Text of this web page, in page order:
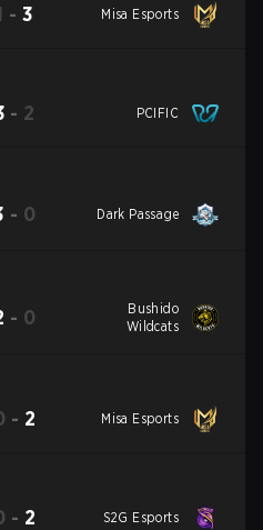
- 3 Misa Esports
- 2 PCIFIC
- 0 Dark Passage
- 0
Bushido
Wildcats
- 2 Misa Esports
- 2 S2G Esports